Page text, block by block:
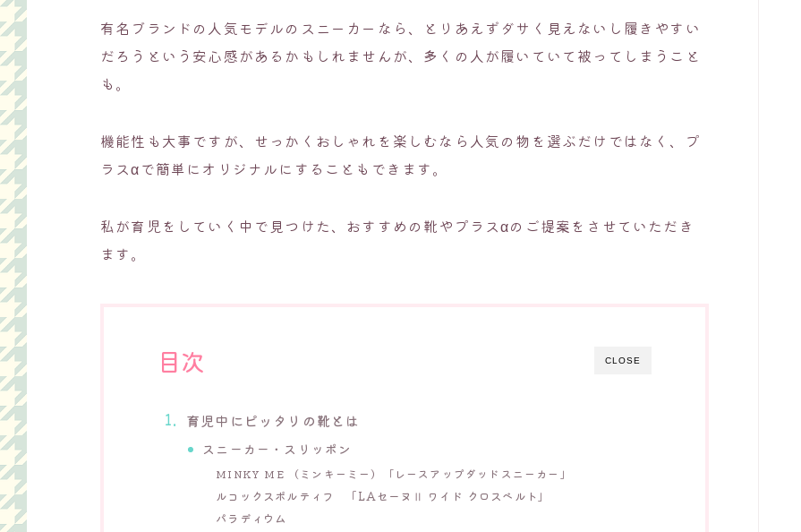
有名ブランドの人気モデルのスニーカーなら、とりあえずダサく見えないし履きやすい
だろうという安心感があるかもしれませんが、多くの人が履いていて被ってしまうこと
も。
機能性も大事ですが、せっかくおしゃれを楽しむなら人気の物を選ぶだけではなく、プ
ラスαで簡単にオリジナルにすることもできます。
私が育児をしていく中で見つけた、おすすめの靴やプラスαのご提案をさせていただき
ます。
CLOSE
目次
育児中にピッタリの靴とは
スニーカー・スリッポン
MINKY ME （ミンキーミー）「レースアップダッドスニーカー」
ルコックスポルティフ 「LAセーヌⅡ ワイド クロスベルト」
パラディウム